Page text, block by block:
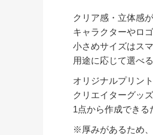
クリア感・立体感
キャラクターやロ
小さめサイズはス
用途に応じて選べ
オリジナルプリン
クリエイターグッ
1点から作成できる
※厚みがあるため